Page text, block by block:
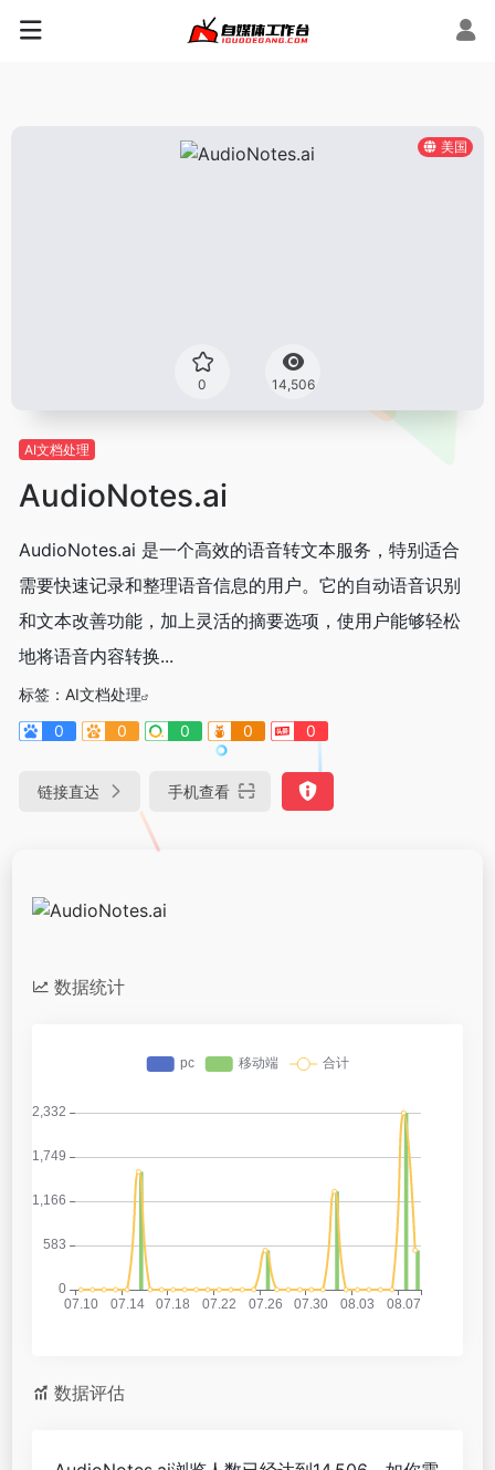
美国
0 14,506
AI文档处理
AudioNotes.ai
AudioNotes.ai 是一个高效的语音转文本服务，特别适合
需要快速记录和整理语音信息的用户。它的自动语音识别
和文本改善功能，加上灵活的摘要选项，使用户能够轻松
地将语音内容转换...
标签： AI文档处理
0
0 0 0 0
链接直达 手机查看
数据统计
数据评估